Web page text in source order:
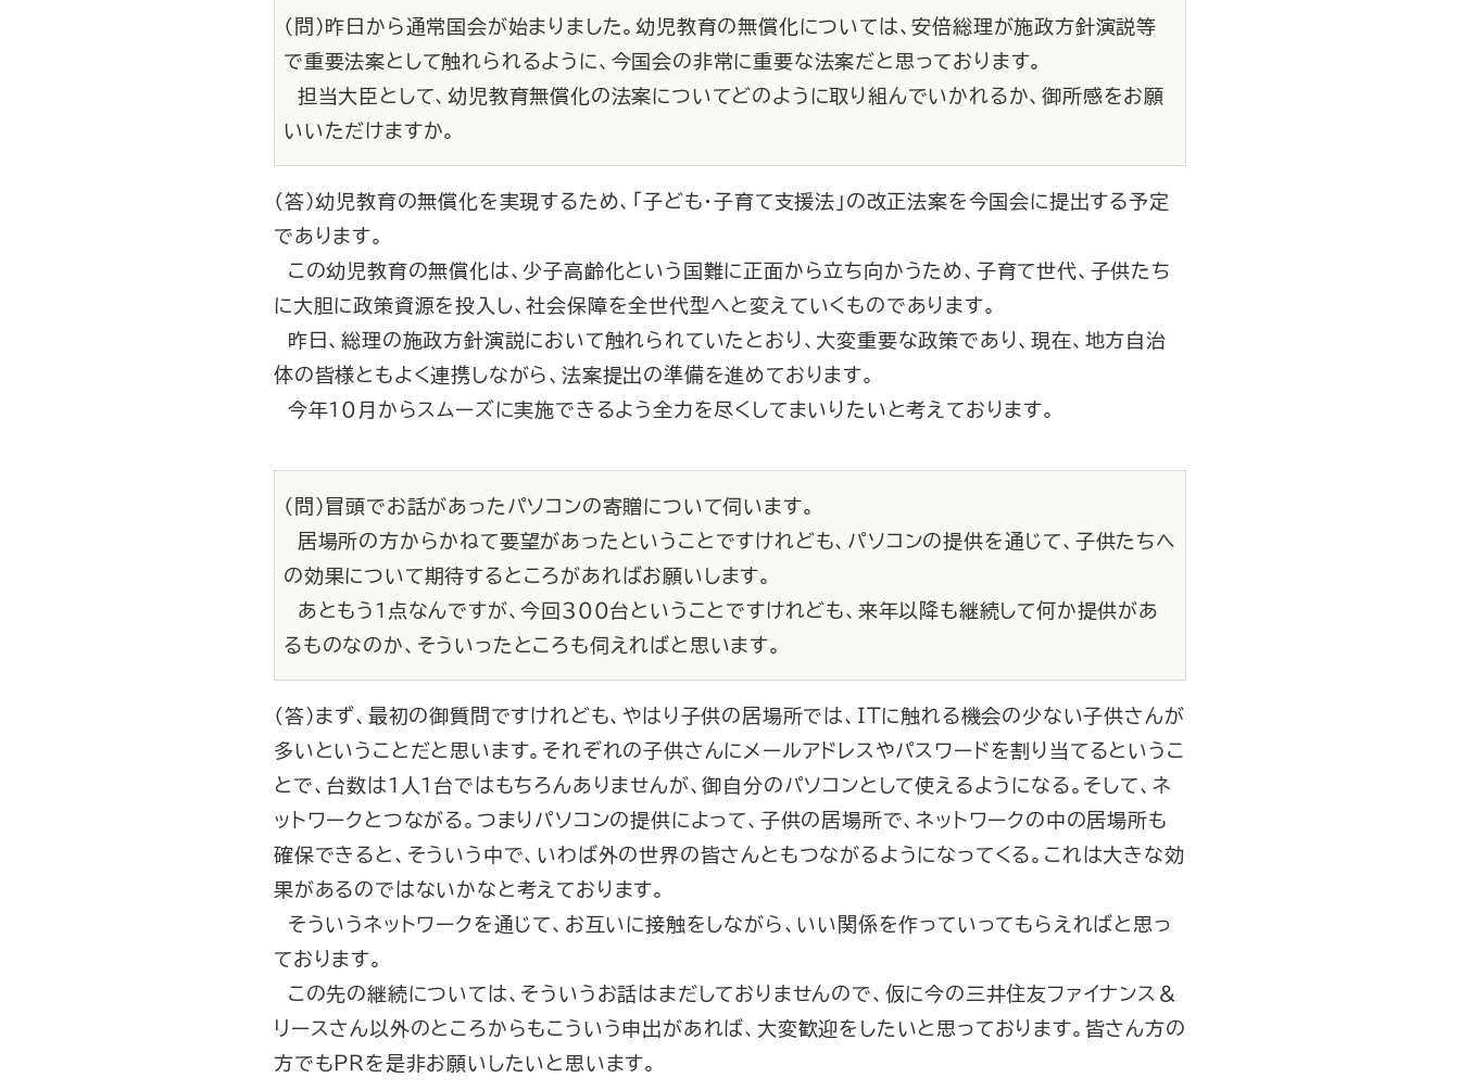
（問）昨日から通常国会が始まりました。幼児教育の無償化については、安倍総理が施政方針演説等
で重要法案として触れられるように、今国会の非常に重要な法案だと思っております。
担当大臣として、幼児教育無償化の法案についてどのように取り組んでいかれるか、御所感をお願
いいただけますか。
（答）幼児教育の無償化を実現するため、「子ども・子育て支援法」の改正法案を今国会に提出する予定
であります。
この幼児教育の無償化は、少子高齢化という国難に正面から立ち向かうため、子育て世代、子供たち
に大胆に政策資源を投入し、社会保障を全世代型へと変えていくものであります。
昨日、総理の施政方針演説において触れられていたとおり、大変重要な政策であり、現在、地方自治
体の皆様ともよく連携しながら、法案提出の準備を進めております。
今年１０月からスムーズに実施できるよう全力を尽くしてまいりたいと考えております。
（問）冒頭でお話があったパソコンの寄贈について伺います。
居場所の方からかねて要望があったということですけれども、パソコンの提供を通じて、子供たちへ
の効果について期待するところがあればお願いします。
あともう１点なんですが、今回３００台ということですけれども、来年以降も継続して何か提供があ
るものなのか、そういったところも伺えればと思います。
（答）まず、最初の御質問ですけれども、やはり子供の居場所では、ＩＴに触れる機会の少ない子供さんが
多いということだと思います。それぞれの子供さんにメールアドレスやパスワードを割り当てるというこ
とで、台数は１人１台ではもちろんありませんが、御自分のパソコンとして使えるようになる。そして、ネ
ットワークとつながる。つまりパソコンの提供によって、子供の居場所で、ネットワークの中の居場所も
確保できると、そういう中で、いわば外の世界の皆さんともつながるようになってくる。これは大きな効
果があるのではないかなと考えております。
そういうネットワークを通じて、お互いに接触をしながら、いい関係を作っていってもらえればと思っ
ております。
この先の継続については、そういうお話はまだしておりませんので、仮に今の三井住友ファイナンス＆
リースさん以外のところからもこういう申出があれば、大変歓迎をしたいと思っております。皆さん方の
方でもＰＲを是非お願いしたいと思います。